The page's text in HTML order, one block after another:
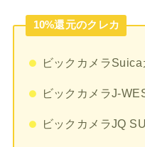
10%還元のクレカ
ビックカメラSuica
ビックカメラJ-
ビックカメラJQ